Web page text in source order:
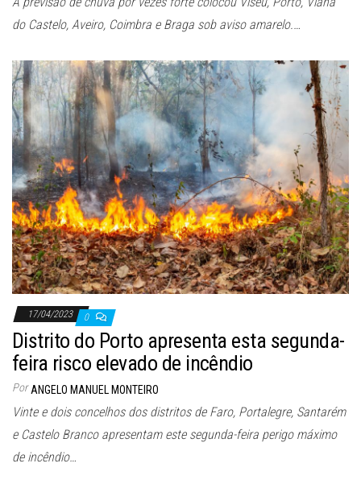
do Castelo, Aveiro, Coimbra e Braga sob aviso amarelo.…
17/04/2023 0
Distrito do Porto apresenta esta segunda-
feira risco elevado de incêndio
Por ANGELO MANUEL MONTEIRO
Vinte e dois concelhos dos distritos de Faro, Portalegre, Santarém
e Castelo Branco apresentam este segunda-feira perigo máximo
de incêndio…